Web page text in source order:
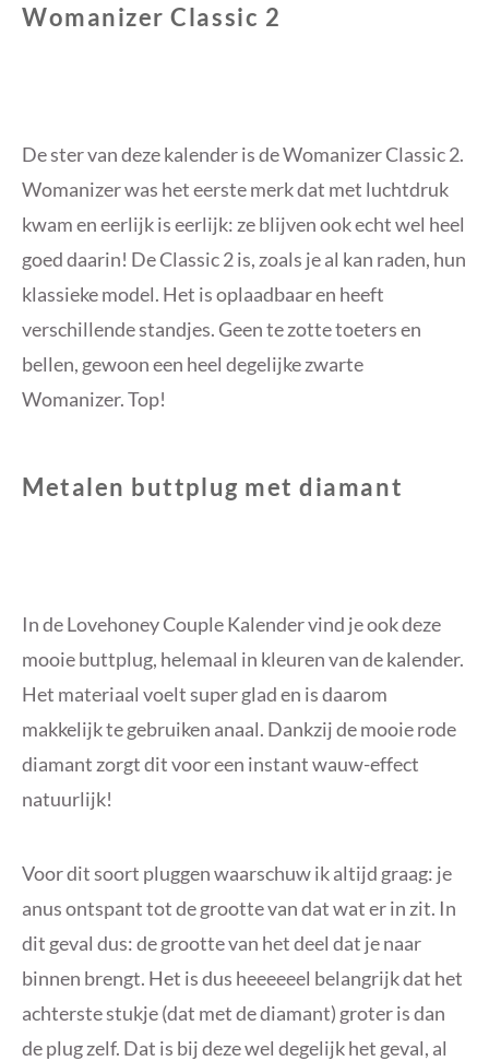
Womanizer Classic 2
De ster van deze kalender is de Womanizer Classic 2.
Womanizer was het eerste merk dat met luchtdruk
kwam en eerlijk is eerlijk: ze blijven ook echt wel heel
goed daarin! De Classic 2 is, zoals je al kan raden, hun
klassieke model. Het is oplaadbaar en heeft
verschillende standjes. Geen te zotte toeters en
bellen, gewoon een heel degelijke zwarte
Womanizer. Top!
Metalen buttplug met diamant
In de Lovehoney Couple Kalender vind je ook deze
mooie buttplug, helemaal in kleuren van de kalender.
Het materiaal voelt super glad en is daarom
makkelijk te gebruiken anaal. Dankzij de mooie rode
diamant zorgt dit voor een instant wauw-effect
natuurlijk!
Voor dit soort pluggen waarschuw ik altijd graag: je
anus ontspant tot de grootte van dat wat er in zit. In
dit geval dus: de grootte van het deel dat je naar
binnen brengt. Het is dus heeeeeel belangrijk dat het
achterste stukje (dat met de diamant) groter is dan
de plug zelf. Dat is bij deze wel degelijk het geval, al